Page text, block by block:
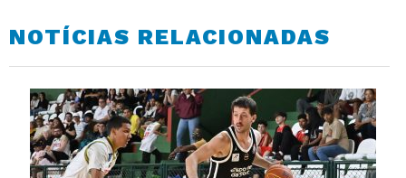
NOTÍCIAS RELACIONADAS